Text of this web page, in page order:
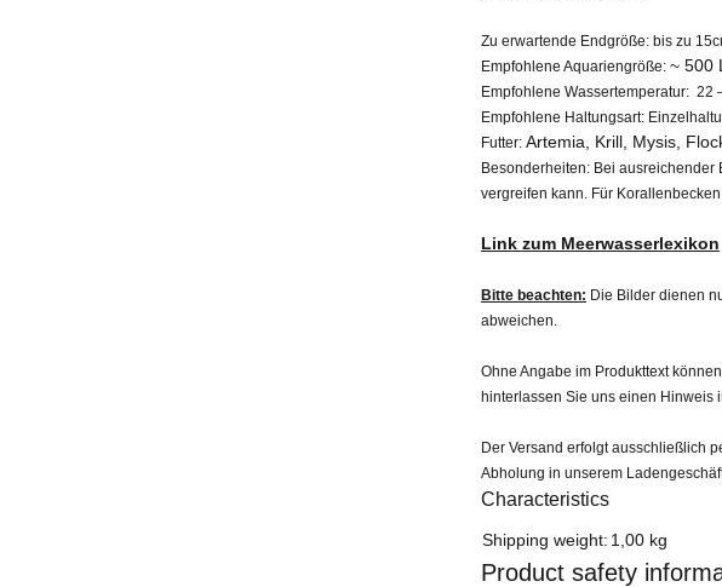
Zu erwartende Endgröße: bis zu
Empfohlene Aquariengröße: ~ 500
Empfohlene Wassertemperatur: 22
Empfohlene Haltungsart:
Futter: Artemia, Krill, Mysis,
Besonderheiten: Bei ausreichender
vergreifen kann. Für
Link zum Meerwasserlexikon
Bitte beachten: Die Bilder dienen
abweichen.
Ohne Angabe im Produkttext
hinterlassen Sie uns einen Hinweis
Der Versand erfolgt ausschließlich
Abholung in unserem
Characteristics
Item information
Value
Shipping weight: 1,00 kg
Product safety